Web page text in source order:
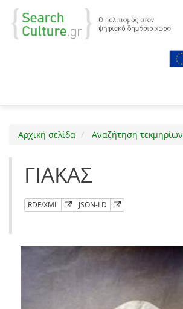
Αρχική σελίδα Αναζήτηση τεκμηρίων
ΓΙΑΚΑΣ
RDF/XML JSON-LD